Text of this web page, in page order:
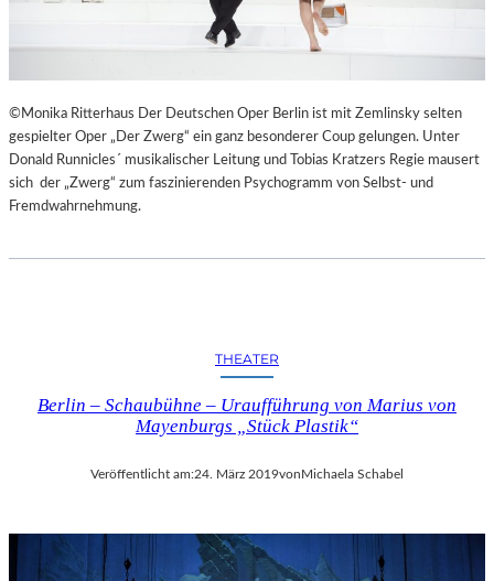
I
E
S
©Monika Ritterhaus Der Deutschen Oper Berlin ist mit Zemlinsky selten
gespielter Oper „Der Zwerg“ ein ganz besonderer Coup gelungen. Unter
Donald Runnicles´ musikalischer Leitung und Tobias Kratzers Regie mausert
sich der „Zwerg“ zum faszinierenden Psychogramm von Selbst- und
Fremdwahrnehmung.
THEATER
Berlin – Schaubühne – Uraufführung von Marius von
Mayenburgs „Stück Plastik“
Veröffentlicht am:24. März 2019vonMichaela Schabel